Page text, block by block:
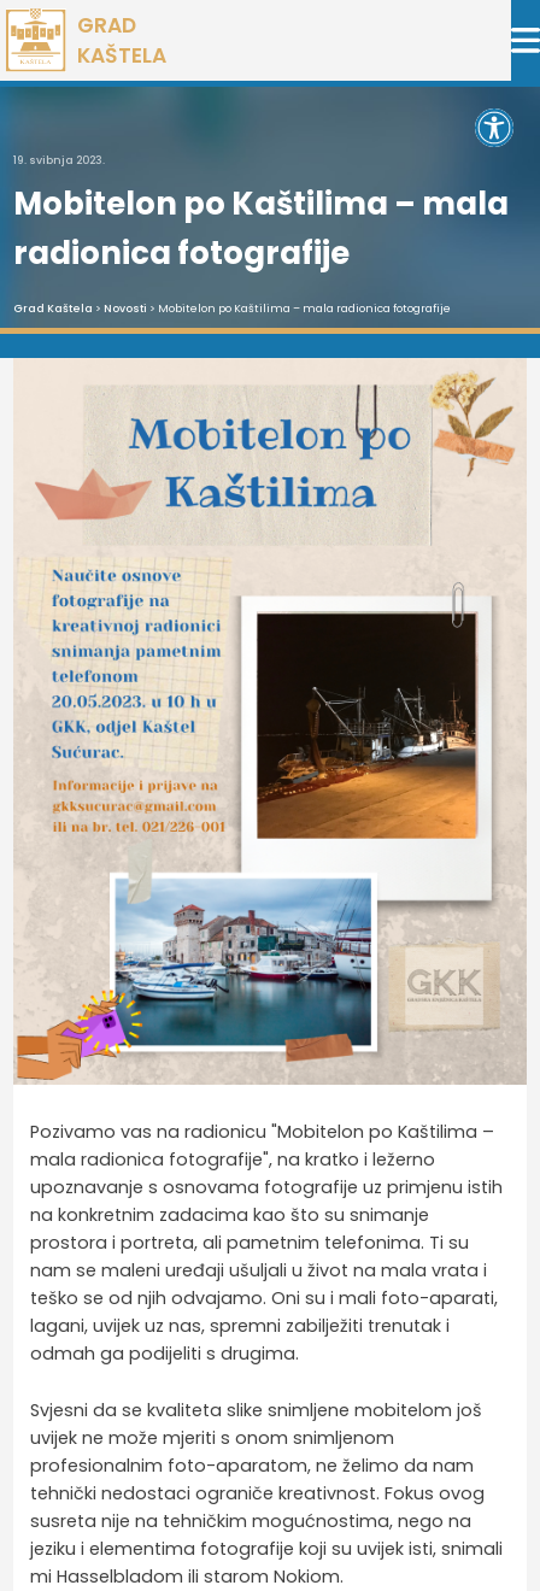
Preskoči
na
sadržaj
GRAD
KAŠTELA
19. svibnja 2023.
Mobitelon po Kaštilima – mala
radionica fotografije
Grad Kaštela > Novosti > Mobitelon po Kaštilima – mala radionica fotografije
Pozivamo vas na radionicu "Mobitelon po Kaštilima –
mala radionica fotografije", na kratko i ležerno
upoznavanje s osnovama fotografije uz primjenu istih
na konkretnim zadacima kao što su snimanje
prostora i portreta, ali pametnim telefonima. Ti su
nam se maleni uređaji ušuljali u život na mala vrata i
teško se od njih odvajamo. Oni su i mali foto-aparati,
lagani, uvijek uz nas, spremni zabilježiti trenutak i
odmah ga podijeliti s drugima.
Svjesni da se kvaliteta slike snimljene mobitelom još
uvijek ne može mjeriti s onom snimljenom
profesionalnim foto-aparatom, ne želimo da nam
tehnički nedostaci ograniče kreativnost. Fokus ovog
susreta nije na tehničkim mogućnostima, nego na
jeziku i elementima fotografije koji su uvijek isti, snimali
mi Hasselbladom ili starom Nokiom.